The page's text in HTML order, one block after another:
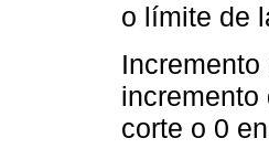
o límite de
incremento
corte o 0